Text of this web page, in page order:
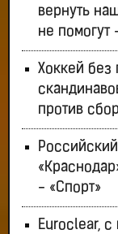
вернуть
не помогут
Хоккей
против
- «Спорт»
Euroclear,